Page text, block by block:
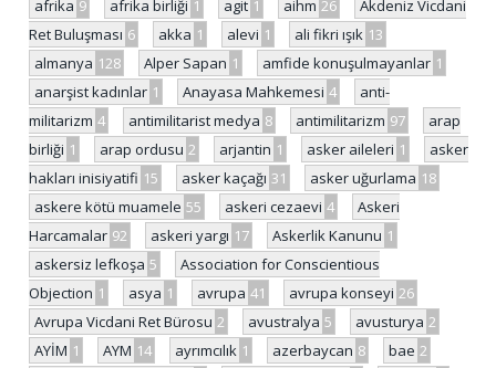
afrika 9 afrika birliği 1 agit 1 aihm 26
Akdeniz Vicdani
Ret Buluşması 6 akka 1 alevi 1 ali fikri ışık 13
almanya 128 Alper Sapan 1 amfide konuşulmayanlar 1
anarşist kadınlar 1 Anayasa Mahkemesi 4
anti-
militarizm 4 antimilitarist medya 8 antimilitarizm 97
arap
birliği 1 arap ordusu 2 arjantin 1 asker aileleri 1
asker
hakları inisiyatifi 15 asker kaçağı 31 asker uğurlama 18
askere kötü muamele 55 askeri cezaevi 4
Askeri
Harcamalar 92 askeri yargı 17 Askerlik Kanunu 1
askersiz lefkoşa 5
Association for Conscientious
Objection 1 asya 1 avrupa 41 avrupa konseyi 26
Avrupa Vicdani Ret Bürosu 2 avustralya 5 avusturya 2
AYİM 1 AYM 14 ayrımcılık 1 azerbaycan 8 bae 2